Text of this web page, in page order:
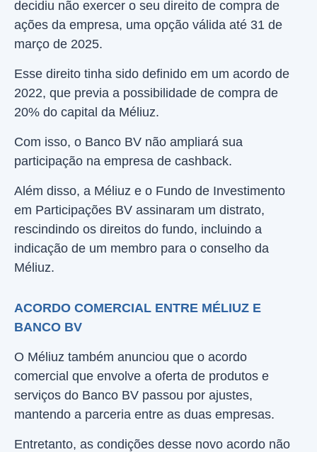
decidiu não exercer o seu direito de compra de
ações da empresa, uma opção válida até 31 de
março de 2025.
Esse direito tinha sido definido em um acordo de
2022, que previa a possibilidade de compra de
20% do capital da Méliuz.
Com isso, o Banco BV não ampliará sua
participação na empresa de cashback.
Além disso, a Méliuz e o Fundo de Investimento
em Participações BV assinaram um distrato,
rescindindo os direitos do fundo, incluindo a
indicação de um membro para o conselho da
Méliuz.
ACORDO COMERCIAL ENTRE MÉLIUZ E
BANCO BV
O Méliuz também anunciou que o acordo
comercial que envolve a oferta de produtos e
serviços do Banco BV passou por ajustes,
mantendo a parceria entre as duas empresas.
Entretanto, as condições desse novo acordo não